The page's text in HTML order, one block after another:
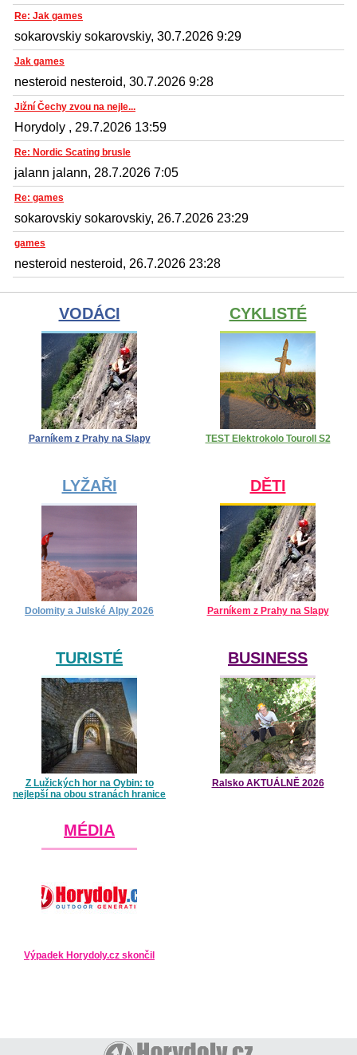
Re: Jak games
sokarovskiy sokarovskiy, 30.7.2026 9:29
Jak games
nesteroid nesteroid, 30.7.2026 9:28
Jižní Čechy zvou na nejle...
Horydoly , 29.7.2026 13:59
Re: Nordic Scating brusle
jalann jalann, 28.7.2026 7:05
Re: games
sokarovskiy sokarovskiy, 26.7.2026 23:29
games
nesteroid nesteroid, 26.7.2026 23:28
VODÁCI
Parníkem z Prahy na Slapy
CYKLISTÉ
TEST Elektrokolo Touroll S2
LYŽAŘI
Dolomity a Julské Alpy 2026
DĚTI
Parníkem z Prahy na Slapy
TURISTÉ
Z Lužických hor na Oybin: to
nejlepší na obou stranách hranice
BUSINESS
Ralsko AKTUÁLNĚ 2026
MÉDIA
Výpadek Horydoly.cz skončil